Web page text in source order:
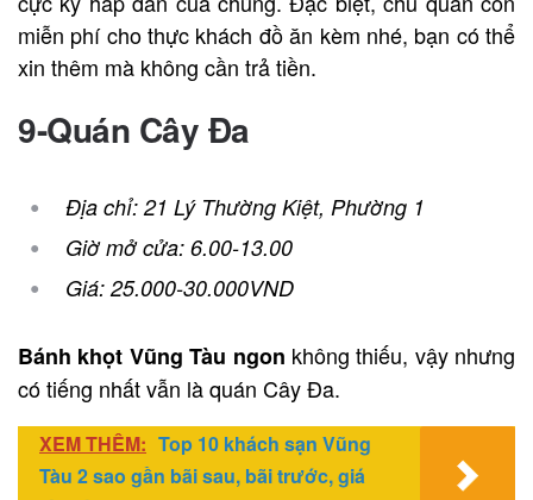
miễn phí cho thực khách đồ ăn kèm nhé, bạn có thể
xin thêm mà không cần trả tiền.
9-Quán Cây Đa
Địa chỉ: 21 Lý Thường Kiệt, Phường 1
Giờ mở cửa: 6.00-13.00
Giá: 25.000-30.000VND
Bánh khọt Vũng Tàu ngon không thiếu, vậy nhưng
có tiếng nhất vẫn là quán Cây Đa.
XEM THÊM: Top 10 khách sạn Vũng
Tàu 2 sao gần bãi sau, bãi trước, giá